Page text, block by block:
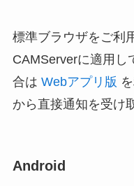
標準ブラウザをご利
CAMServerに適用し
合は Webアプリ版
から直接通知を受け
Android